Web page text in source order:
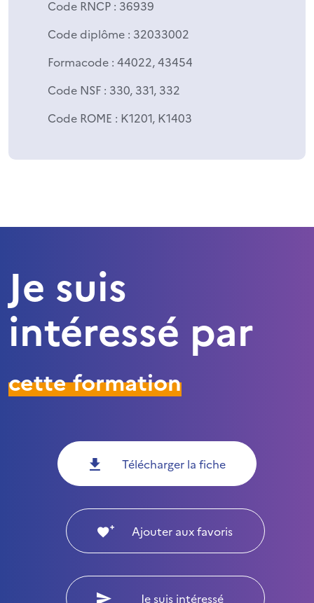
Code RNCP : 36939
Code diplôme : 32033002
Formacode : 44022, 43454
Code NSF : 330, 331, 332
Code ROME : K1201, K1403
Je suis
intéressé par
cette formation
Télécharger la fiche
Ajouter aux favoris
Je suis intéressé